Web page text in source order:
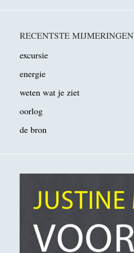
RECENTSTE MIJMERINGEN
excursie
energie
weten wat je ziet
oorlog
de bron